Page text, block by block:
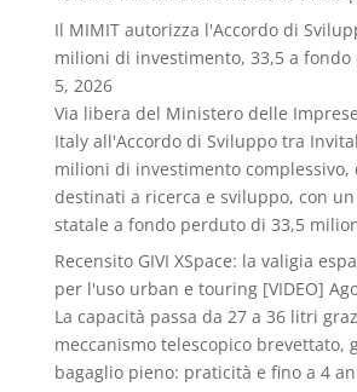
Il MIMIT autorizza l'Accordo di
milioni di investimento, 33,5 a
5, 2026
Via libera del Ministero delle
Italy all'Accordo di Sviluppo tra
milioni di investimento complessivo,
destinati a ricerca e sviluppo, con
statale a fondo perduto di 33,5
Recensito GIVI XSpace: la valigia
per l'uso urban e touring [VIDEO]
La capacità passa da 27 a 36 litri
meccanismo telescopico brevettato,
bagaglio pieno: praticità e fino a 4